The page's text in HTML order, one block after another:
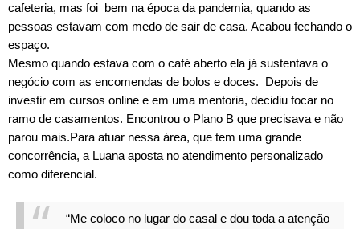
cafeteria, mas foi bem na época da pandemia, quando as
pessoas estavam com medo de sair de casa. Acabou fechando o
espaço.
Mesmo quando estava com o café aberto ela já sustentava o
negócio com as encomendas de bolos e doces. Depois de
investir em cursos online e em uma mentoria, decidiu focar no
ramo de casamentos. Encontrou o Plano B que precisava e não
parou mais.Para atuar nessa área, que tem uma grande
concorrência, a Luana aposta no atendimento personalizado
como diferencial.
“Me coloco no lugar do casal e dou toda a atenção